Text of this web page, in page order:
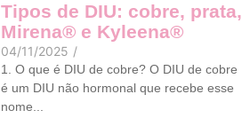
Tipos de DIU: cobre, prata,
Mirena® e Kyleena®
04/11/2025 /
1. O que é DIU de cobre? O DIU de cobre
é um DIU não hormonal que recebe esse
nome...